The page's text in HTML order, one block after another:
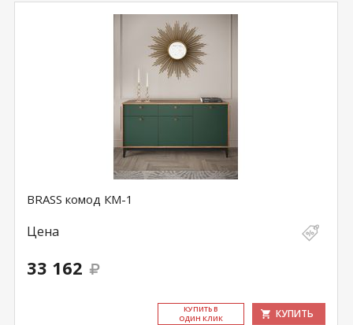
BRASS комод КМ-1
Цена
33 162
КУ­ПИТЬ В
ОДИН КЛИК
КУПИТЬ